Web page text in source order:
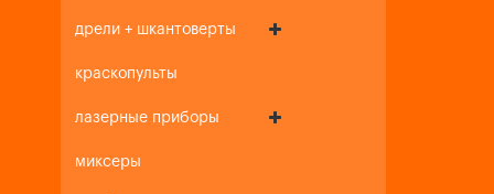
дрели + шкантоверты
краскопульты
лазерные приборы
миксеры